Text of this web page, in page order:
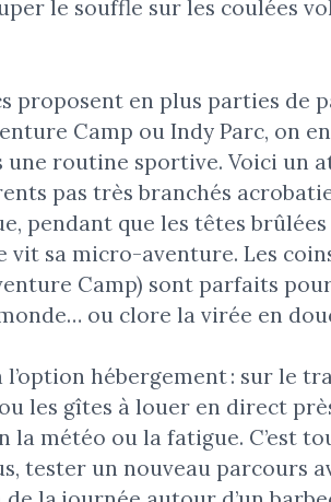
le souffle sur les coulées
proposent en plus parties de
Camp ou Indy Parc, on
une routine sportive. Voici un
pas très branchés
pendant que les têtes
vit sa micro-aventure. Les
Camp) sont parfaits
ou clore la virée en
l’option hébergement : sur le
ou les gîtes à louer en direct
la météo ou la fatigue. C’est
tester un nouveau parcours